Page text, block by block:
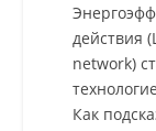
действия
network)
Как